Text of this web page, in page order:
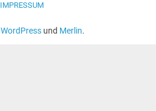
IMPRESSUM
WordPressund Merlin.